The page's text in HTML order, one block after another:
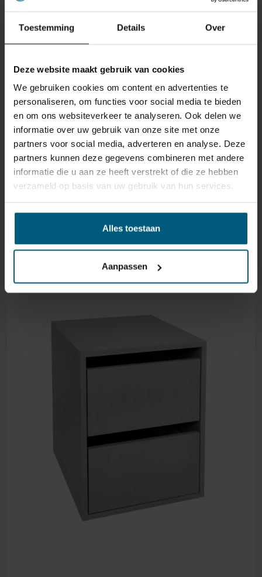
Toestemming Details Over
Deze website maakt gebruik van cookies
We gebruiken cookies om content en advertenties te
personaliseren, om functies voor social media te bieden
en om ons websiteverkeer te analyseren. Ook delen we
informatie over uw gebruik van onze site met onze
partners voor social media, adverteren en analyse. Deze
partners kunnen deze gegevens combineren met andere
informatie die u aan ze heeft verstrekt of die ze hebben
verzameld op basis van uw gebruik van hun services.
Alles toestaan
Aanpassen
dagen na ontvangst zonder opgave van reden te
annuleren. Behandel het product met zorg en zorg
Mocht het product beschadigd zijn of is de verpakking
meer beschadigd dan nodig, dan kunnen we deze
waardevermindering van het product aan u
doorberekenen.
GERELATEERDE PRODUCTEN